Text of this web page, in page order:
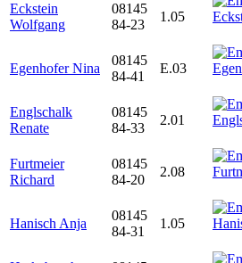
Eckstein
Wolfgang
08145
84-23
1.05
Egenhofer Nina
08145
84-41
E.03
Englschalk
Renate
08145
84-33
2.01
Furtmeier
Richard
08145
84-20
2.08
Hanisch Anja
08145
84-31
1.05